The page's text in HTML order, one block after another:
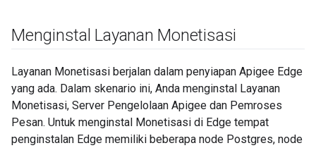
Menginstal Layanan Monetisasi
Layanan Monetisasi berjalan dalam penyiapan Apigee Edge
yang ada. Dalam skenario ini, Anda menginstal Layanan
Monetisasi, Server Pengelolaan Apigee dan Pemroses
Pesan. Untuk menginstal Monetisasi di Edge tempat
penginstalan Edge memiliki beberapa node Postgres, node